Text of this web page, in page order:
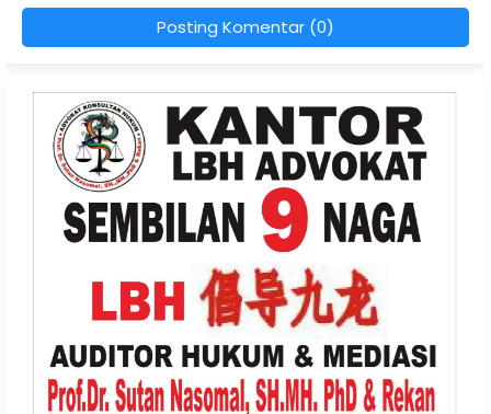
Posting Komentar (0)